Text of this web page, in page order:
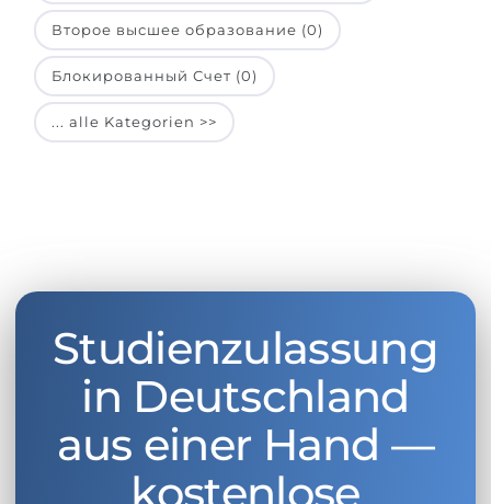
Второе высшее образование (0)
Блокированный Счет (0)
... alle Kategorien >>
Studienzulassung
in Deutschland
aus einer Hand —
kostenlose